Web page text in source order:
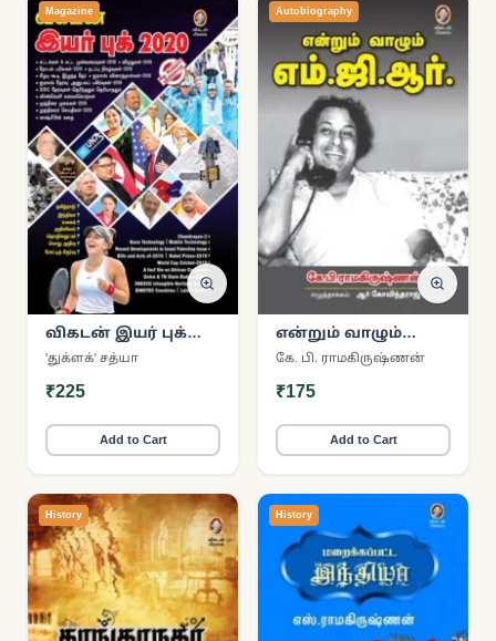
Magazine
விகடன் இயர் புக்
2020
'துக்ளக்' சத்யா
₹225
Add to Cart
Autobiography
என்றும் வாழும்
எம்.ஜி.ஆர்.
கே. பி. ராமகிருஷ்ணன்
₹175
Add to Cart
History History